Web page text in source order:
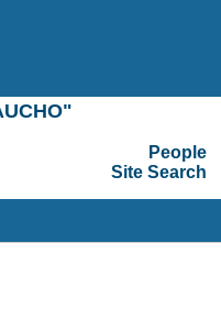
People
Site Search